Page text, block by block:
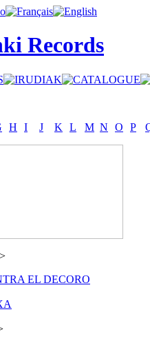
Records
H I J K L M N O P
>
EL DECORO